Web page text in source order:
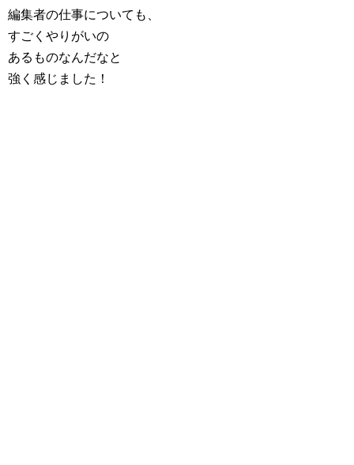
編集者の仕事についても、
すごくやりがいの
あるものなんだなと
強く感じました！